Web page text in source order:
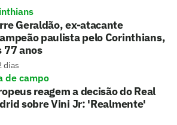
Geraldão, ex-atacante
paulista pelo Corinthians,
77 anos
dias
de campo
reagem a decisão do Real
sobre Vini Jr: 'Realmente'